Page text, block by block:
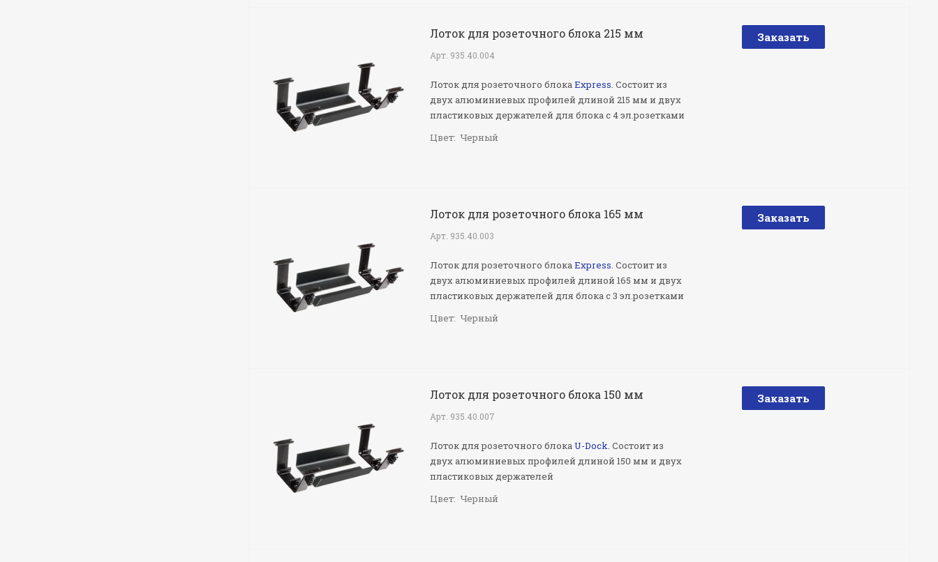
Лоток для розеточного блока 215 мм
Арт. 935.40.004
Лоток для розеточного блокаExpress. Состоит из
двух алюминиевых профилей длиной 215 мм и двух
пластиковых держателей для блока с 4 эл.розетками
Цвет: Черный
Заказать
Лоток для розеточного блока 165 мм
Арт. 935.40.003
Лоток для розеточного блокаExpress. Состоит из
двух алюминиевых профилей длиной 165 мм и двух
пластиковых держателей для блока с 3 эл.розетками
Цвет: Черный
Заказать
Лоток для розеточного блока 150 мм
Арт. 935.40.007
Лоток для розеточного блокаU-Dock. Состоит из
двух алюминиевых профилей длиной 150 мм и двух
пластиковых держателей
Цвет: Черный
Заказать